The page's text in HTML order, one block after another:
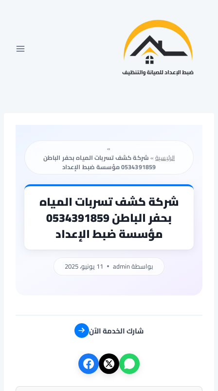
»
الرئيسية»شركة كشف تسربات المياه بحفر الباطن
0534391859 مؤسسة ضبط الإعداد
شركة كشف تسربات المياه
بحفر الباطن 0534391859
مؤسسة ضبط الإعداد
بواسطةadmin 11 يونيو، 2025
شارك الخدمة الآن